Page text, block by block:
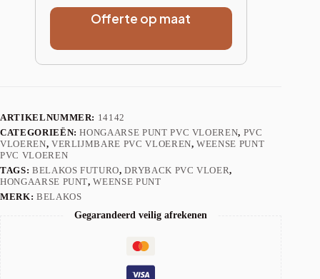
Offerte op maat
ARTIKELNUMMER: 14142
CATEGORIEËN:HONGAARSE PUNT PVC VLOEREN, PVC
VLOEREN, VERLIJMBARE PVC VLOEREN,WEENSE PUNT
PVC VLOEREN
TAGS: BELAKOS FUTURO,DRYBACK PVC VLOER,
HONGAARSE PUNT,WEENSE PUNT
MERK: BELAKOS
Gegarandeerd veilig afrekenen